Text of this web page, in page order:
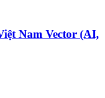
Nam Vector (AI,